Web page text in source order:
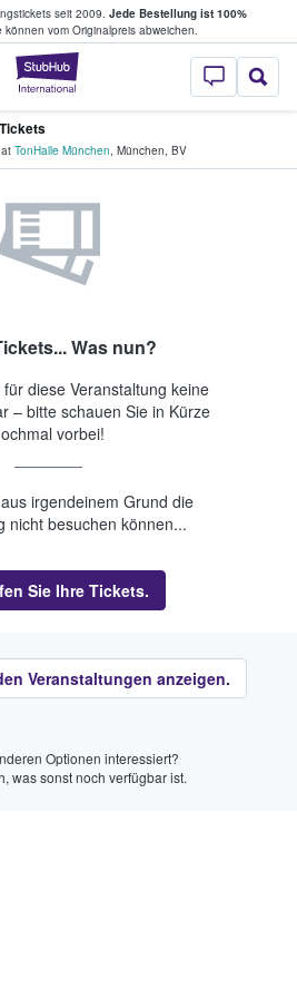
seit 2009. Jede Bestellung ist 100%
vom Originalpreis abweichen.
StubHub - Wo
& verkaufen
at TonHalle München, München, BV
Was nun?
diese Veranstaltung keine
– bitte schauen Sie in Kürze
vorbei!
irgendeinem Grund die
nicht besuchen können...
Sie Ihre Tickets.
Veranstaltungen anzeigen.
Optionen interessiert?
was sonst noch verfügbar ist.